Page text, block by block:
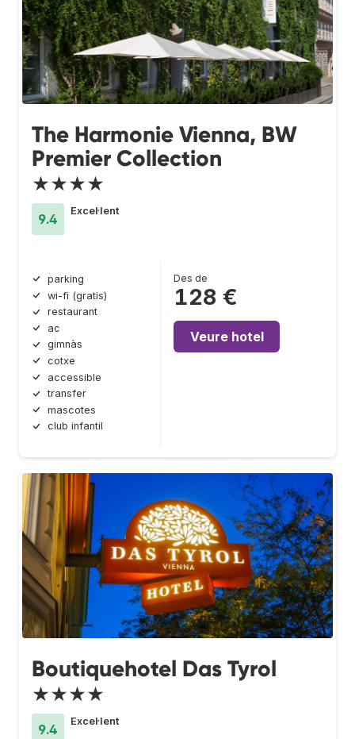
The Harmonie Vienna, BW
Premier Collection
★★★★
9.4
Excel·lent
parking
wi-fi (gratis)
restaurant
ac
gimnàs
cotxe
accessible
transfer
mascotes
club infantil
Des de
128 €
Veure hotel
Boutiquehotel Das Tyrol
★★★★
9.4
Excel·lent